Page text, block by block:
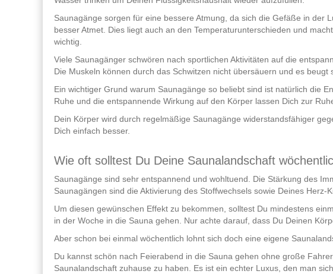
Saunagänge sorgen für eine bessere Atmung, da sich die Gefäße in der
besser Atmet. Dies liegt auch an den Temperaturunterschieden und
wichtig.
Viele Saunagänger schwören nach sportlichen Aktivitäten auf die
Die Muskeln können durch das Schwitzen nicht übersäuern und es beugt
Ein wichtiger Grund warum Saunagänge so beliebt sind ist natürlich die
Ruhe und die entspannende Wirkung auf den Körper lassen Dich zur
Dein Körper wird durch regelmäßige Saunagänge widerstandsfähiger
Dich einfach besser.
Wie oft solltest Du Deine Saunalandschaft
Saunagänge sind sehr entspannend und wohltuend. Die Stärkung des
Saunagängen sind die Aktivierung des Stoffwechsels sowie Deines Herz-
Um diesen gewünschen Effekt zu bekommen, solltest Du mindestens
in der Woche in die Sauna gehen. Nur achte darauf, dass Du Deinen
Aber schon bei einmal wöchentlich lohnt sich doch eine eigene
Du kannst schön nach Feierabend in die Sauna gehen ohne große
Saunalandschaft zuhause zu haben. Es ist ein echter Luxus, den man